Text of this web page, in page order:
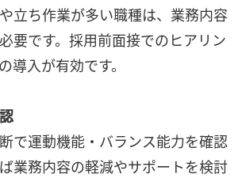
立ち作業が多い職種は、業務内容
要です。採用前面接でのヒアリン
導入が有効です。
で運動機能・バランス能力を確認
業務内容の軽減やサポートを検討